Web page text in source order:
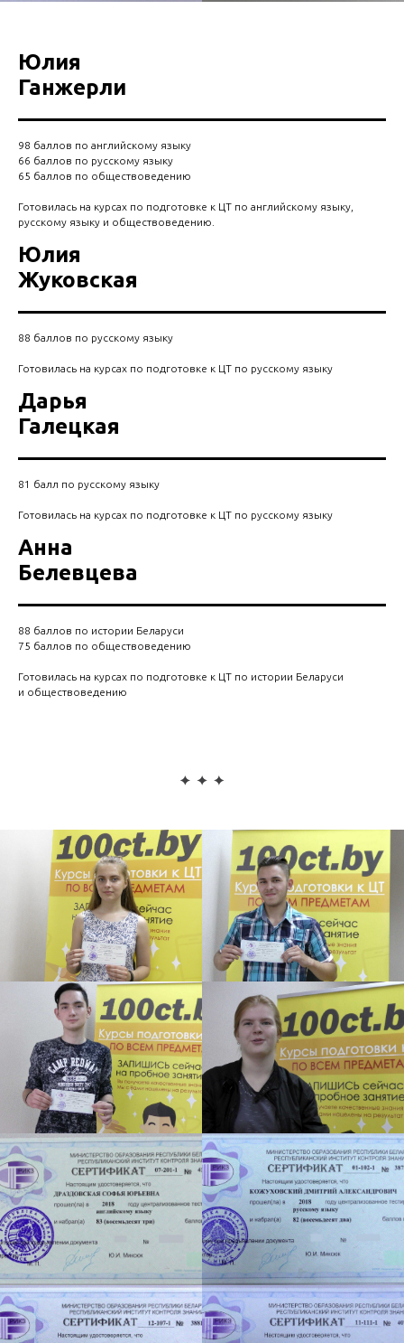
Юлия
Ганжерли
98 баллов по английскому языку
66 баллов по русскому языку
65 баллов по обществоведению
Готовилась на курсах по подготовке к ЦТ по английскому языку,
русскому языку и обществоведению.
Юлия
Жуковская
88 баллов по русскому языку
Готовилась на курсах по подготовке к ЦТ по русскому языку
Дарья
Галецкая
81 балл по русскому языку
Готовилась на курсах по подготовке к ЦТ по русскому языку
Анна
Белевцева
88 баллов по истории Беларуси
75 баллов по обществоведению
Готовилась на курсах по подготовке к ЦТ по истории Беларуси
и обществоведению